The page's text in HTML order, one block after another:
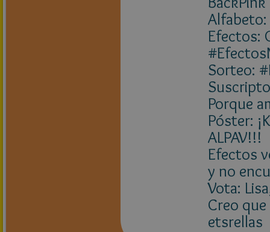
Alfabeto:
Efectos:
Sorteo:
Porque
Póster:
ALPAV!!!
Efectos
y no
Vota:
Creo
etsrellas